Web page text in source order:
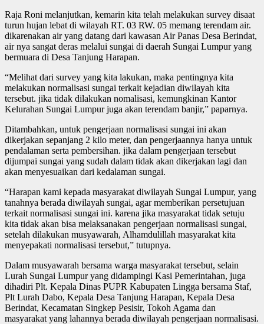
Raja Roni melanjutkan, kemarin kita telah melakukan survey disaat
turun hujan lebat di wilayah RT. 03 RW. 05 memang terendam air.
dikarenakan air yang datang dari kawasan Air Panas Desa Berindat,
air nya sangat deras melalui sungai di daerah Sungai Lumpur yang
bermuara di Desa Tanjung Harapan.
“Melihat dari survey yang kita lakukan, maka pentingnya kita
melakukan normalisasi sungai terkait kejadian diwilayah kita
tersebut. jika tidak dilakukan nomalisasi, kemungkinan Kantor
Kelurahan Sungai Lumpur juga akan terendam banjir,” paparnya.
Ditambahkan, untuk pengerjaan normalisasi sungai ini akan
dikerjakan sepanjang 2 kilo meter, dan pengerjaannya hanya untuk
pendalaman serta pembersihan. jika dalam pengerjaan tersebut
dijumpai sungai yang sudah dalam tidak akan dikerjakan lagi dan
akan menyesuaikan dari kedalaman sungai.
“Harapan kami kepada masyarakat diwilayah Sungai Lumpur, yang
tanahnya berada diwilayah sungai, agar memberikan persetujuan
terkait normalisasi sungai ini. karena jika masyarakat tidak setuju
kita tidak akan bisa melaksanakan pengerjaan normalisasi sungai,
setelah dilakukan musyawarah, Alhamdulillah masyarakat kita
menyepakati normalisasi tersebut,” tutupnya.
Dalam musyawarah bersama warga masyarakat tersebut, selain
Lurah Sungai Lumpur yang didampingi Kasi Pemerintahan, juga
dihadiri Plt. Kepala Dinas PUPR Kabupaten Lingga bersama Staf,
Plt Lurah Dabo, Kepala Desa Tanjung Harapan, Kepala Desa
Berindat, Kecamatan Singkep Pesisir, Tokoh Agama dan
masyarakat yang lahannya berada diwilayah pengerjaan normalisasi.